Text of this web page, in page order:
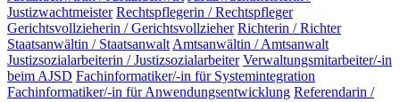
Justizwachtmeister Rechtspflegerin / Rechtspfleger
Gerichtsvollzieherin / Gerichtsvollzieher Richterin / Richter
Staatsanwältin / Staatsanwalt Amtsanwältin / Amtsanwalt
Justizsozialarbeiterin / Justizsozialarbeiter Verwaltungsmitarbeiter/-in
beim AJSD Fachinformatiker/-in für Systemintegration
Fachinformatiker/-in für Anwendungsentwicklung Referendarin /